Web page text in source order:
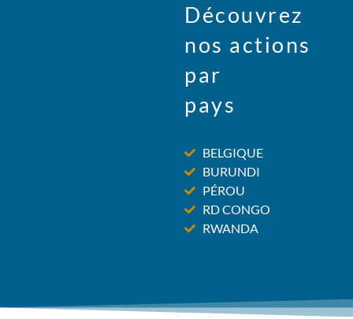
Découvrez
nos actions
par
pays
BELGIQUE
BURUNDI
PÉROU
RD CONGO
RWANDA